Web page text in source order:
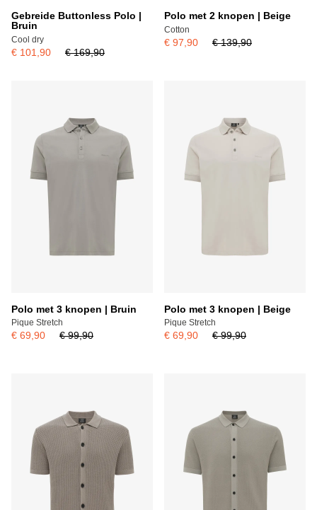
Gebreide Buttonless Polo |
Bruin
Cool dry
€ 101,90 € 169,90
Polo met 2 knopen | Beige
Cotton
€ 97,90 € 139,90
Polo met 3 knopen | Bruin
Pique Stretch
€ 69,90 € 99,90
Polo met 3 knopen | Beige
Pique Stretch
€ 69,90 € 99,90